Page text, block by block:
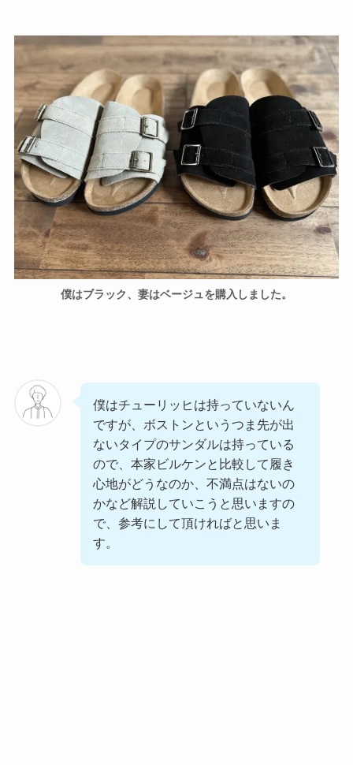
僕はブラック、妻はベージュを購入しました。
僕はチューリッヒは持っていないん
ですが、ボストンというつま先が出
ないタイプのサンダルは持っている
ので、本家ビルケンと比較して履き
心地がどうなのか、不満点はないの
かなど解説していこうと思いますの
で、参考にして頂ければと思いま
す。